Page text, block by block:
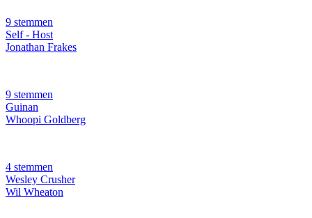
9 stemmen
Self - Host
Jonathan Frakes
9 stemmen
Guinan
Whoopi Goldberg
4 stemmen
Wesley Crusher
Wil Wheaton